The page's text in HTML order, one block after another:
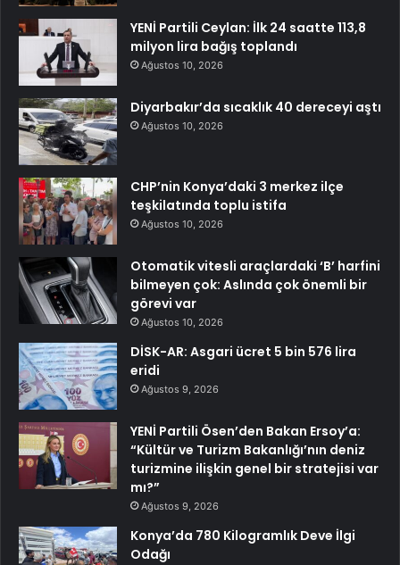
YENİ Partili Ceylan: İlk 24 saatte 113,8
milyon lira bağış toplandı
Ağustos 10, 2026
Diyarbakır’da sıcaklık 40 dereceyi aştı
Ağustos 10, 2026
CHP’nin Konya’daki 3 merkez ilçe
teşkilatında toplu istifa
Ağustos 10, 2026
Otomatik vitesli araçlardaki ‘B’ harfini
bilmeyen çok: Aslında çok önemli bir
görevi var
Ağustos 10, 2026
DİSK-AR: Asgari ücret 5 bin 576 lira
eridi
Ağustos 9, 2026
YENİ Partili Ösen’den Bakan Ersoy’a:
“Kültür ve Turizm Bakanlığı’nın deniz
turizmine ilişkin genel bir stratejisi var
mı?”
Ağustos 9, 2026
Konya’da 780 Kilogramlık Deve İlgi
Odağı